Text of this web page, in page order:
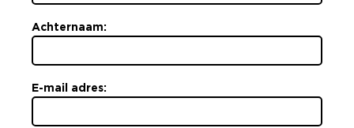
Achternaam:
E-mail adres: